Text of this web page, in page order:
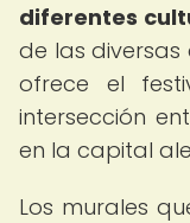
diferentes
de las diversas
ofrece el
intersección
en la capital
Los murales